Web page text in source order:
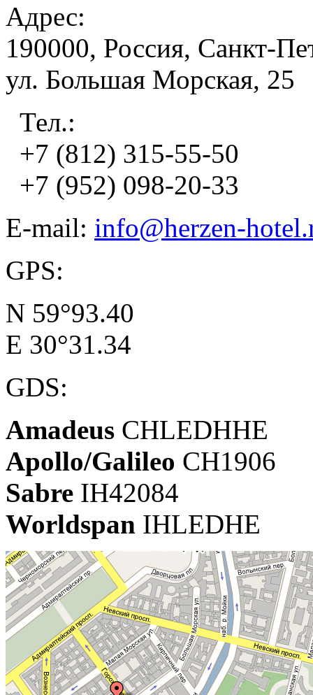
Адрес:
190000, Россия, Санкт-
ул. Большая Морская, 25
Тел.:
+7 (812) 315-55-50
+7 (952) 098-20-33
E-mail: info@herzen-
GPS:
N 59°93.40
E 30°31.34
GDS:
Amadeus CHLEDHHE
Apollo/Galileo CH1906
Sabre IH42084
Worldspan IHLEDHE